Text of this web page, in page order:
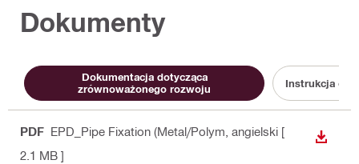
Dokumenty
Dokumentacja dotycząca
zrównoważonego rozwoju
Instrukcja
PDF EPD_Pipe Fixation (Metal/Polym , angielski [
2.1 MB ]